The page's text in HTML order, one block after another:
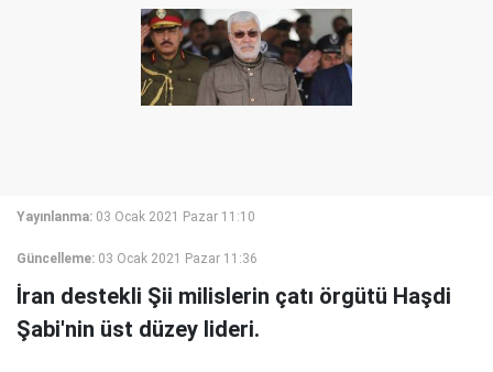
Yayınlanma: 03 Ocak 2021 Pazar 11:10
Güncelleme: 03 Ocak 2021 Pazar 11:36
İran destekli Şii milislerin çatı örgütü Haşdi
Şabi'nin üst düzey lideri.